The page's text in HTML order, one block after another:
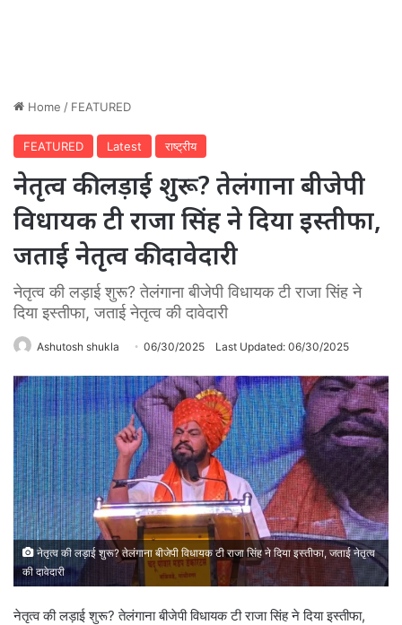
Home / FEATURED
FEATURED Latest राष्ट्रीय
नेतृत्व की लड़ाई शुरू? तेलंगाना बीजेपी
विधायक टी राजा सिंह ने दिया इस्तीफा,
जताई नेतृत्व की दावेदारी
नेतृत्व की लड़ाई शुरू? तेलंगाना बीजेपी विधायक टी राजा सिंह ने
दिया इस्तीफा, जताई नेतृत्व की दावेदारी
Ashutosh shukla 06/30/2025 Last Updated: 06/30/2025
नेतृत्व की लड़ाई शुरू? तेलंगाना बीजेपी विधायक टी राजा सिंह ने दिया इस्तीफा, जताई नेतृत्व
की दावेदारी
नेतृत्व की लड़ाई शुरू? तेलंगाना बीजेपी विधायक टी राजा सिंह ने दिया इस्तीफा,